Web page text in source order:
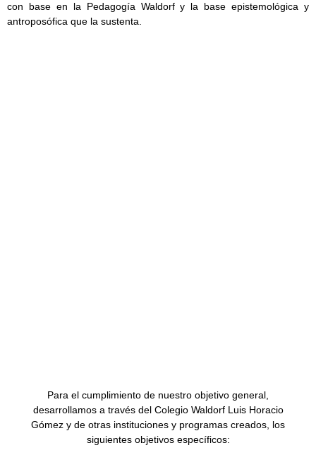
con base en la Pedagogía Waldorf y la base epistemológica y
antroposófica que la sustenta.
Para el cumplimiento de nuestro objetivo general,
desarrollamos a través del Colegio Waldorf Luis Horacio
Gómez y de otras instituciones y programas creados, los
siguientes objetivos específicos: